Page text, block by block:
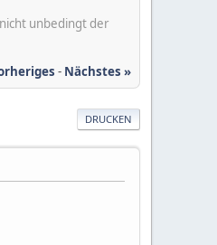
unbedingt der
- Nächstes »
DRUCKEN